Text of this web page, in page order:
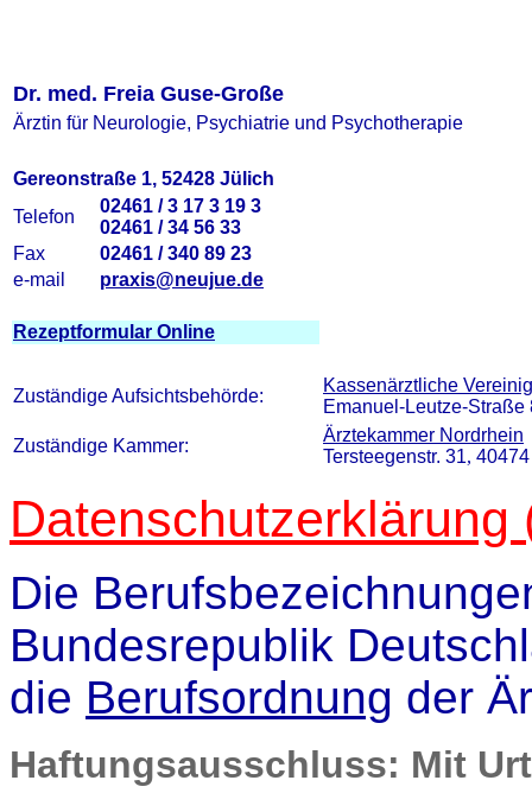
Dr. med. Freia Guse-Große
Ärztin für Neurologie, Psychiatrie und Psychotherapie
Gereonstraße 1, 52428 Jülich
Telefon
02461 / 3 17 3 19 3
02461 / 34 56 33
Fax
02461 / 340 89 23
e-mail
praxis@neujue.de
Rezeptformular Online
Zuständige Aufsichtsbehörde:
Kassenärztliche
Emanuel-Leutze-
Zuständige Kammer:
Ärztekammer Nordrhein
Tersteegenstr. 31,
Datenschutzerklärung
Die
Bundesrepublik
die Berufsordnung der
Haftungsausschluss: Mit